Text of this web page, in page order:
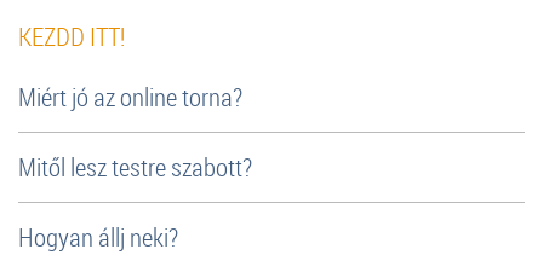
KEZDD ITT!
Miért jó az online torna?
Mitől lesz testre szabott?
Hogyan állj neki?